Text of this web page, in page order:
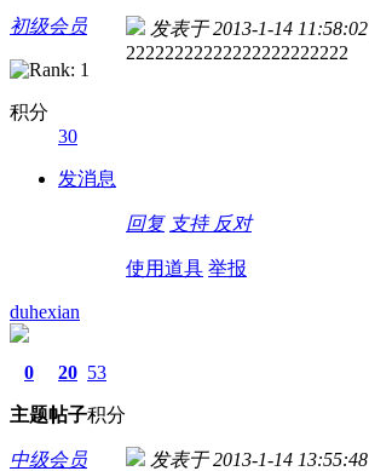
初级会员
积分
30
发消息
发表于 2013-1-14 11:58:02
22222222222222222222222
回复 支持 反对
使用道具 举报
duhexian
0
主题
20
帖子
53
积分
中级会员 发表于 2013-1-14 13:55:48